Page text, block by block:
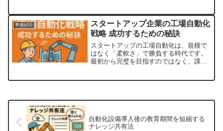
全体での取り組みこれらを順に実行する
ことで、リスクを抑えながら確実に自動
化の効果を享受できます。「投資＝負
担」ではなく「投資＝成長の手段」と捉
えることで、自社の競争力を高める道が
開けるでしょう。
事例紹介
スタートアップ企業の工場自動化
戦略 成功するための秘訣
スタートアップの工場自動化は、規模で
はなく「柔軟さ」で勝負する時代です。
最初から完璧を目指すのではなく、課題
「組織を成長させる仕組みづくり」で
タートアップは限られた資源の中でも大
きな成果を生み出せるようになります。
自動化設備導入後の教育期間を短縮する
ナレッジ共有法